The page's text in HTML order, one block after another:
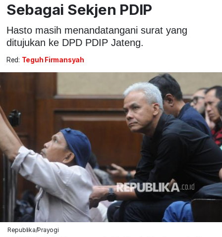
Sebagai Sekjen PDIP
Hasto masih menandatangani surat yang
ditujukan ke DPD PDIP Jateng.
Red: Teguh Firmansyah
Republika/Prayogi